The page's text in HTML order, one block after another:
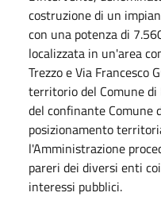
costruzione di un
con una potenza di
localizzata in un'area
Trezzo e Via Francesco
territorio del Comune
del confinante Comune
posizionamento
l'Amministrazione
pareri dei diversi enti
interessi pubblici.